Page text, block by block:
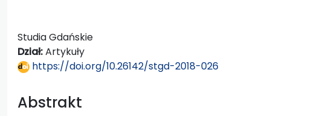
Studia Gdańskie
Dział:Artykuły
https://doi.org/10.26142/stgd-2018-026
Abstrakt